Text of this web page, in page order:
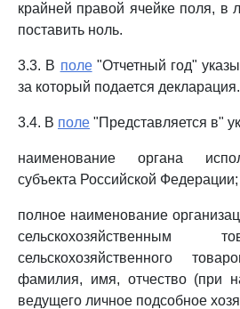
крайней правой ячейке поля, в
поставить ноль.
3.3. В поле"Отчетный год"
за который подается декларация.
3.4. В поле "Представляется в"
наименование органа
субъекта Российской Федерации;
полное наименование
сельскохозяйственным
сельскохозяйственного
фамилия, имя, отчество (при
ведущего личное подсобное